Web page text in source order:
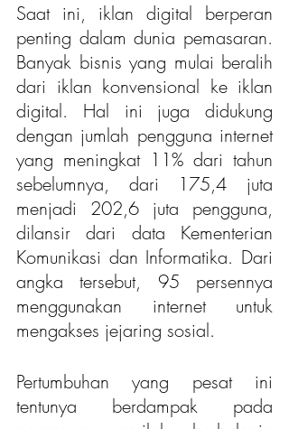
Saat ini, iklan digital berperan
penting dalam dunia pemasaran.
Banyak bisnis yang mulai beralih
dari iklan konvensional ke iklan
digital. Hal ini juga didukung
dengan jumlah pengguna internet
yang meningkat 11% dari tahun
sebelumnya, dari 175,4 juta
menjadi 202,6 juta pengguna,
dilansir dari data Kementerian
Komunikasi dan Informatika. Dari
angka tersebut, 95 persennya
menggunakan internet untuk
mengakses jejaring sosial.
Pertumbuhan yang pesat ini
tentunya berdampak pada